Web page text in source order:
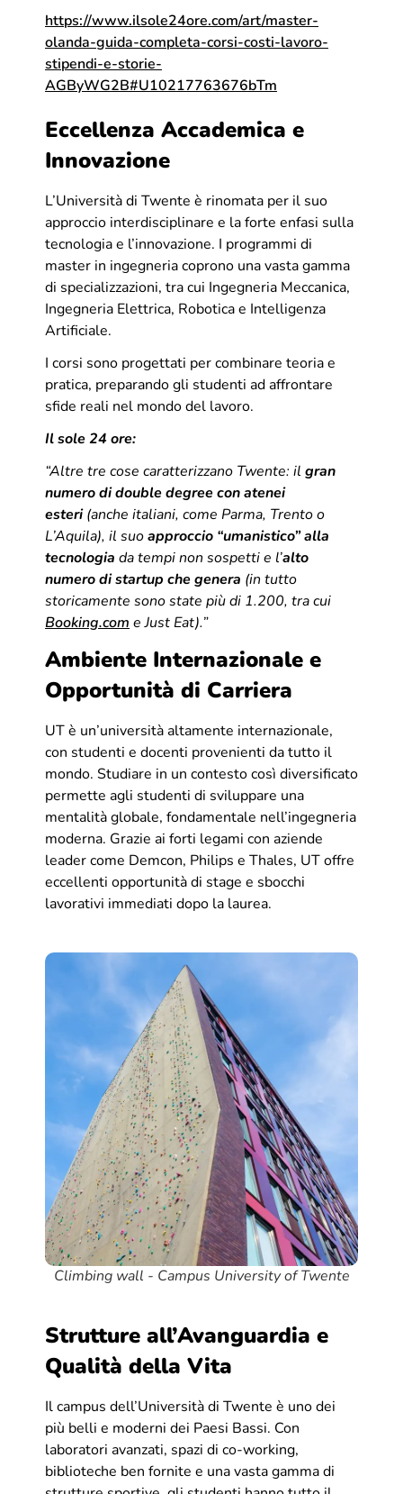
https://www.ilsole24ore.com/art/master-
olanda-guida-completa-corsi-costi-lavoro-
stipendi-e-storie-
AGByWG2B#U10217763676bTm
Eccellenza Accademica e
Innovazione
L’Università di Twente è rinomata per il suo
approccio interdisciplinare e la forte enfasi sulla
tecnologia e l’innovazione. I programmi di
master in ingegneria coprono una vasta gamma
di specializzazioni, tra cui Ingegneria Meccanica,
Ingegneria Elettrica, Robotica e Intelligenza
Artificiale.
I corsi sono progettati per combinare teoria e
pratica, preparando gli studenti ad affrontare
sfide reali nel mondo del lavoro.
Il sole 24 ore:
“Altre tre cose caratterizzano Twente: il gran
numero di double degree con atenei
esteri(anche italiani, come Parma, Trento o
L’Aquila), il suoapproccio “umanistico” alla
tecnologia da tempi non sospetti e l’alto
numero di startup che genera (in tutto
storicamente sono state più di 1.200, tra cui
Booking.com e Just Eat).”
Ambiente Internazionale e
Opportunità di Carriera
UT è un’università altamente internazionale,
con studenti e docenti provenienti da tutto il
mondo. Studiare in un contesto così diversificato
permette agli studenti di sviluppare una
mentalità globale, fondamentale nell’ingegneria
moderna. Grazie ai forti legami con aziende
leader come Demcon, Philips e Thales, UT offre
eccellenti opportunità di stage e sbocchi
lavorativi immediati dopo la laurea.
Climbing wall - Campus University of Twente
Strutture all’Avanguardia e
Qualità della Vita
Il campus dell’Università di Twente è uno dei
più belli e moderni dei Paesi Bassi. Con
laboratori avanzati, spazi di co-working,
biblioteche ben fornite e una vasta gamma di